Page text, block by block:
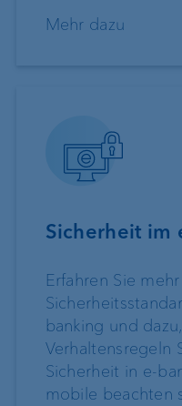
Mehr dazu
Sicherheit im
Erfahren Sie
banking und
Verhaltensregeln
Sicherheit in e-
mobile beachten